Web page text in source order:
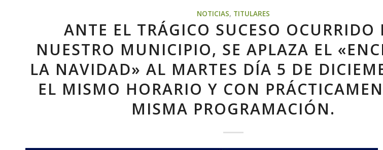
NOTICIAS, TITULARES
ANTE EL TRÁGICO SUCESO OCURRIDO
NUESTRO MUNICIPIO, SE APLAZA EL
LA NAVIDAD» AL MARTES DÍA 5 DE
EL MISMO HORARIO Y CON
MISMA PROGRAMACIÓN.